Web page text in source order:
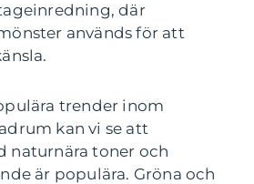
där
används för att
trender inom
kan vi se att
naturnära toner och
är populära. Gröna och